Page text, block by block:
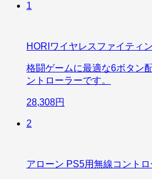
1
HORIワイヤレスファイティ
格闘ゲームに最適な6ボタン
ントローラーです。
28,308円
2
アローン PS5用無線コントロ